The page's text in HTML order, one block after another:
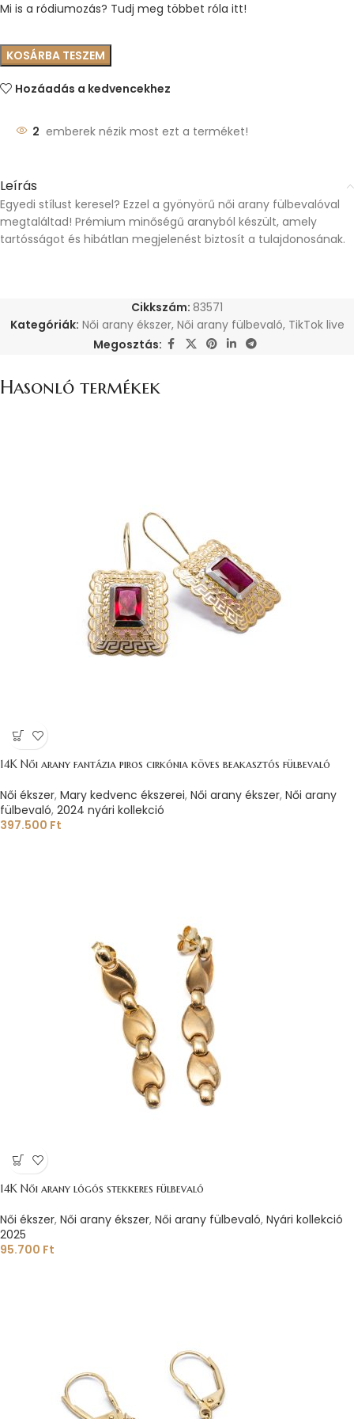
Mi is a ródiumozás? Tudj meg többet róla itt!
KOSÁRBA TESZEM
Hozáadás a kedvencekhez
2 emberek nézik most ezt a terméket!
Leírás
Egyedi stílust keresel? Ezzel a gyönyörű női arany fülbevalóval
megtaláltad! Prémium minőségű aranyból készült, amely
tartósságot és hibátlan megjelenést biztosít a tulajdonosának.
Cikkszám: 83571
Kategóriák: Női arany ékszer, Női arany fülbevaló, TikTok live
Megosztás:
Hasonló termékek
14K Női arany fantázia piros cirkónia köves beakasztós fülbevaló
Női ékszer, Mary kedvenc ékszerei, Női arany ékszer, Női arany
fülbevaló, 2024 nyári kollekció
397.500 Ft
14K Női arany lógós stekkeres fülbevaló
Női ékszer, Női arany ékszer, Női arany fülbevaló, Nyári kollekció
2025
95.700 Ft